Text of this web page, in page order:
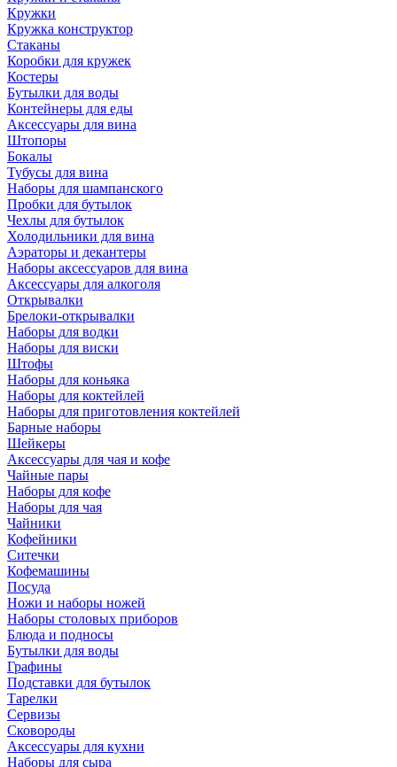
Кружки
Кружка конструктор
Стаканы
Коробки для кружек
Костеры
Бутылки для воды
Контейнеры для еды
Аксессуары для вина
Штопоры
Бокалы
Тубусы для вина
Наборы для шампанского
Пробки для бутылок
Чехлы для бутылок
Холодильники для вина
Аэраторы и декантеры
Наборы аксессуаров для вина
Аксессуары для алкоголя
Открывалки
Брелоки-открывалки
Наборы для водки
Наборы для виски
Штофы
Наборы для коньяка
Наборы для коктейлей
Наборы для приготовления коктейлей
Барные наборы
Шейкеры
Аксессуары для чая и кофе
Чайные пары
Наборы для кофе
Наборы для чая
Чайники
Кофейники
Ситечки
Кофемашины
Посуда
Ножи и наборы ножей
Наборы столовых приборов
Блюда и подносы
Бутылки для воды
Графины
Подставки для бутылок
Тарелки
Сервизы
Сковороды
Аксессуары для кухни
Наборы для сыра